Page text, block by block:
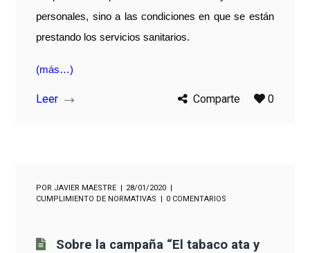
personales, sino a las condiciones en que se están
prestando los servicios sanitarios.
(más…)
Leer Comparte 0
POR JAVIER MAESTRE
28/01/2020
CUMPLIMIENTO DE NORMATIVAS
0 COMENTARIOS
Sobre la campaña “El tabaco ata y